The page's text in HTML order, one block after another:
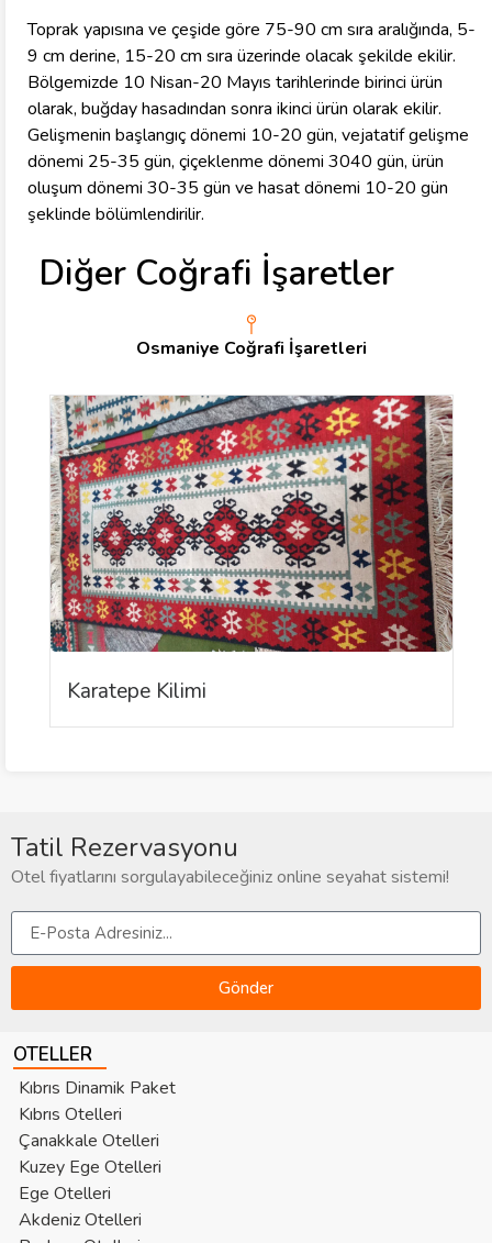
Toprak yapısına ve çeşide göre 75-90 cm sıra aralığında, 5-
9 cm derine, 15-20 cm sıra üzerinde olacak şekilde ekilir.
Bölgemizde 10 Nisan-20 Mayıs tarihlerinde birinci ürün
olarak, buğday hasadından sonra ikinci ürün olarak ekilir.
Gelişmenin başlangıç dönemi 10-20 gün, vejatatif gelişme
dönemi 25-35 gün, çiçeklenme dönemi 3040 gün, ürün
oluşum dönemi 30-35 gün ve hasat dönemi 10-20 gün
şeklinde bölümlendirilir.
Diğer Coğrafi İşaretler
Osmaniye Coğrafi İşaretleri
Karatepe Kilimi
Tatil Rezervasyonu
Otel fiyatlarını sorgulayabileceğiniz online seyahat sistemi!
Gönder
OTELLER
Kıbrıs Dinamik Paket
Kıbrıs Otelleri
Çanakkale Otelleri
Kuzey Ege Otelleri
Ege Otelleri
Akdeniz Otelleri